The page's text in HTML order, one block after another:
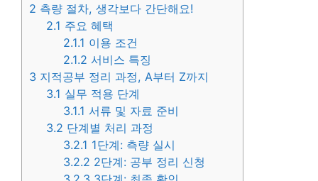
2 측량 절차, 생각보다 간단해요!
2.1 주요 혜택
2.1.1 이용 조건
2.1.2 서비스 특징
3 지적공부 정리 과정, A부터 Z까지
3.1 실무 적용 단계
3.1.1 서류 및 자료 준비
3.2 단계별 처리 과정
3.2.1 1단계: 측량 실시
3.2.2 2단계: 공부 정리 신청